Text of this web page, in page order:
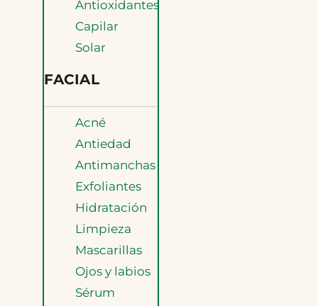
Antioxidantes
Capilar
Solar
FACIAL
Acné
Antiedad
Antimanchas
Exfoliantes
Hidratación
Limpieza
Mascarillas
Ojos y labios
Sérum